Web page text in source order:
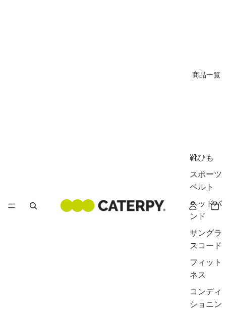
商品一覧
靴ひも
スポーツ
ベルト
ヘッドバ
ンド
サングラ
スコード
フィット
ネス
コンディ
ショニン